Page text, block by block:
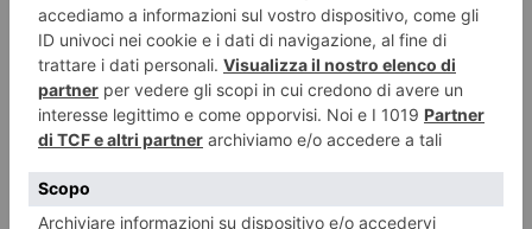
LASCIA UN COMMENTO